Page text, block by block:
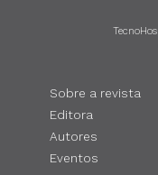
Sobre a revista
Editora
Autores
Eventos